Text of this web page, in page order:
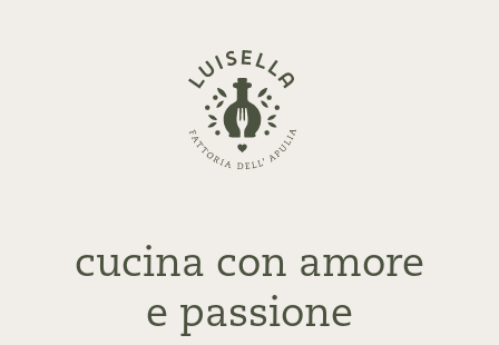
Zurück
zur
Startseite
cucina con amore
e passione